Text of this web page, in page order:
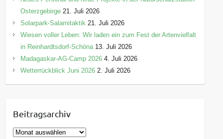
Osterzgebirge 21. Juli 2026
Solarpark-Salamitaktik 21. Juli 2026
Wiesen voller Leben: Wir laden ein zum Fest der Artenvielfalt
in Reinhardtsdorf-Schöna 13. Juli 2026
Madagaskar-AG-Camp 2026 4. Juli 2026
Wetterrückblick Juni 2026 2. Juli 2026
Beitragsarchiv
B